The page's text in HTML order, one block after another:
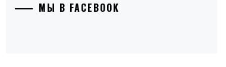
МЫ В FACEBOOK